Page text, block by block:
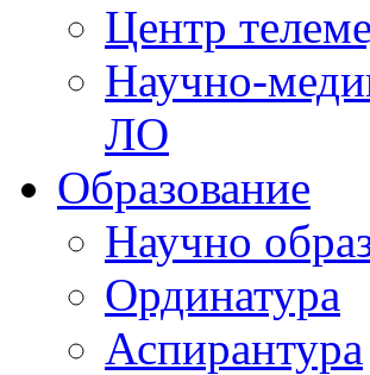
Центр
Научно-
ЛО
Образование
Научно
Ординатура
Аспирантура